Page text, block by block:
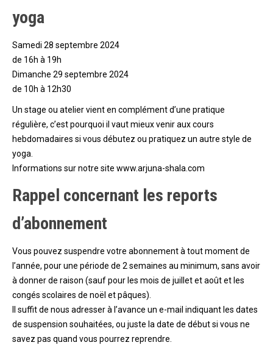
yoga
Samedi 28 septembre 2024
de 16h à 19h
Dimanche 29 septembre 2024
de 10h à 12h30
Un stage ou atelier vient en complément d’une pratique
régulière, c’est pourquoi il vaut mieux venir aux cours
hebdomadaires si vous débutez ou pratiquez un autre style de
yoga.
Informations sur notre site www.arjuna-shala.com
Rappel concernant les reports
d’abonnement
Vous pouvez suspendre votre abonnement à tout moment de
l’année, pour une période de 2 semaines au minimum, sans avoir
à donner de raison (sauf pour les mois de juillet et août et les
congés scolaires de noël et pâques).
Il suffit de nous adresser à l’avance un e-mail indiquant les dates
de suspension souhaitées, ou juste la date de début si vous ne
savez pas quand vous pourrez reprendre.